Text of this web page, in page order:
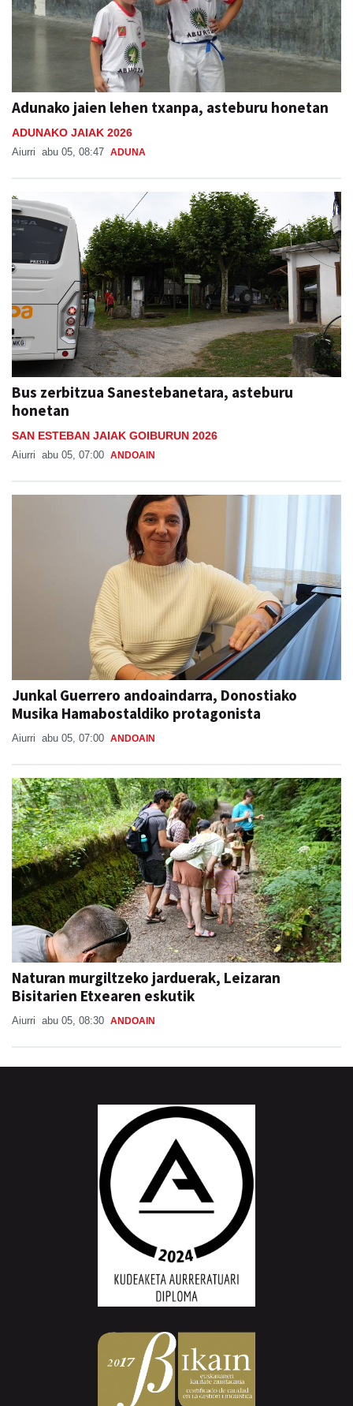
Adunako jaien lehen txanpa, asteburu honetan
ADUNAKO JAIAK 2026
Aiurri abu 05, 08:47 ADUNA
Bus zerbitzua Sanestebanetara, asteburu
honetan
SAN ESTEBAN JAIAK GOIBURUN 2026
Aiurri abu 05, 07:00 ANDOAIN
Junkal Guerrero andoaindarra, Donostiako
Musika Hamabostaldiko protagonista
Aiurri abu 05, 07:00 ANDOAIN
Naturan murgiltzeko jarduerak, Leizaran
Bisitarien Etxearen eskutik
Aiurri abu 05, 08:30 ANDOAIN